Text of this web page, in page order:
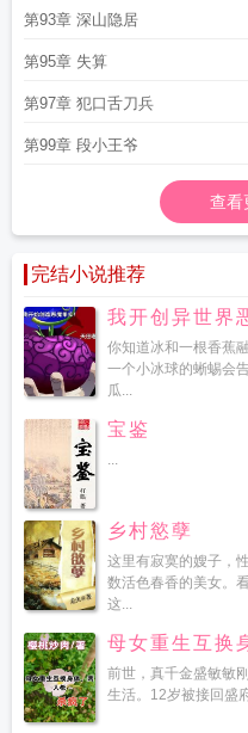
第93章 深山隐居
第95章 失算
第97章 犯口舌刀兵
第99章 段小王爷
查看
完结小说推荐
我开创异世界
你知道冰和一根香蕉
一个小冰球的蜥蜴会
瓜...
宝鉴
...
乡村慾孽
这里有寂寞的嫂子，
数活色春香的美女。
这...
母女重生互换
前世，真千金盛敏敏
生活。12岁被接回盛